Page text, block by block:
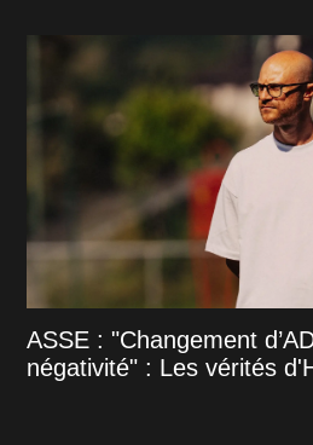
ASSE : "Changement
négativité" : Les vérités